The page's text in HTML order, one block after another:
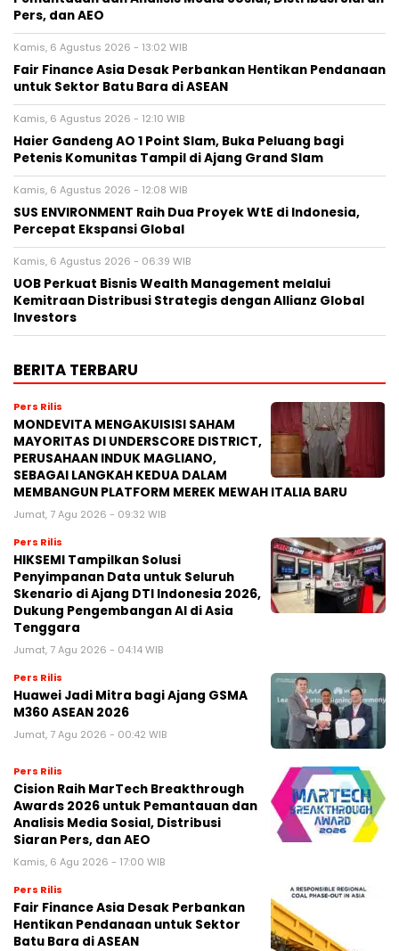
Pers, dan AEO
Kamis, 6 Agustus 2026 - 13:02 WIB
Fair Finance Asia Desak Perbankan Hentikan Pendanaan
untuk Sektor Batu Bara di ASEAN
Kamis, 6 Agustus 2026 - 12:10 WIB
Haier Gandeng AO 1 Point Slam, Buka Peluang bagi
Petenis Komunitas Tampil di Ajang Grand Slam
Kamis, 6 Agustus 2026 - 12:08 WIB
SUS ENVIRONMENT Raih Dua Proyek WtE di Indonesia,
Percepat Ekspansi Global
Kamis, 6 Agustus 2026 - 06:39 WIB
UOB Perkuat Bisnis Wealth Management melalui
Kemitraan Distribusi Strategis dengan Allianz Global
Investors
BERITA TERBARU
Pers Rilis
MONDEVITA MENGAKUISISI SAHAM
MAYORITAS DI UNDERSCORE DISTRICT,
PERUSAHAAN INDUK MAGLIANO,
SEBAGAI LANGKAH KEDUA DALAM
MEMBANGUN PLATFORM MEREK MEWAH ITALIA BARU
Jumat, 7 Agu 2026 - 09:32 WIB
Pers Rilis
HIKSEMI Tampilkan Solusi
Penyimpanan Data untuk Seluruh
Skenario di Ajang DTI Indonesia 2026,
Dukung Pengembangan AI di Asia
Tenggara
Jumat, 7 Agu 2026 - 04:14 WIB
Pers Rilis
Huawei Jadi Mitra bagi Ajang GSMA
M360 ASEAN 2026
Jumat, 7 Agu 2026 - 00:42 WIB
Pers Rilis
Cision Raih MarTech Breakthrough
Awards 2026 untuk Pemantauan dan
Analisis Media Sosial, Distribusi
Siaran Pers, dan AEO
Kamis, 6 Agu 2026 - 17:00 WIB
Pers Rilis
Fair Finance Asia Desak Perbankan
Hentikan Pendanaan untuk Sektor
Batu Bara di ASEAN